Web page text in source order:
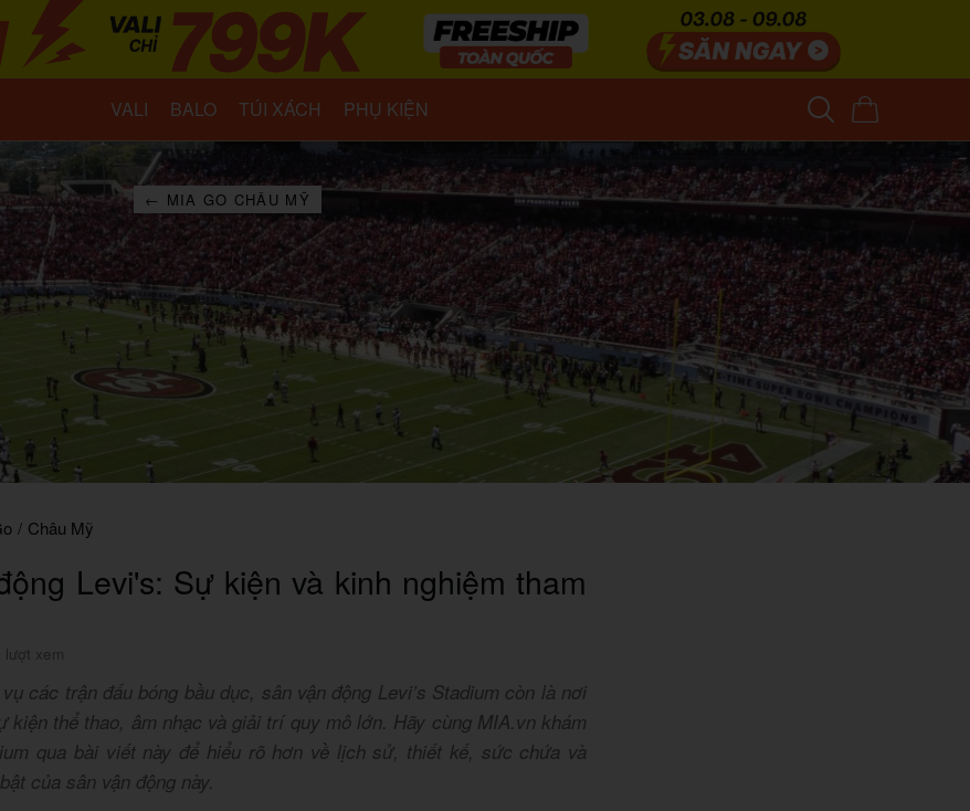
VALI BALO TÚI XÁCH PHỤ KIỆN
← MIA GO CHÂU MỸ
/ Châu Mỹ
Levi's: Sự kiện và kinh nghiệm tham
lượt xem
các trận đấu bóng bầu dục, sân vận động Levi’s Stadium còn là nơi
kiện thể thao, âm nhạc và giải trí quy mô lớn. Hãy cùng MIA.vn khám
qua bài viết này để hiểu rõ hơn về lịch sử, thiết kế, sức chứa và
của sân vận động này.